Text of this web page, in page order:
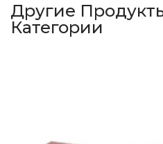
Другие
Категории